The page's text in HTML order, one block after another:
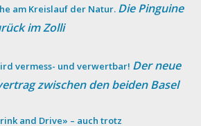
am Kreislauf der Natur. Die Pinguine
im Zolli
vermess- und verwertbar! Der neue
zwischen den beiden Basel
and Drive» – auch trotz